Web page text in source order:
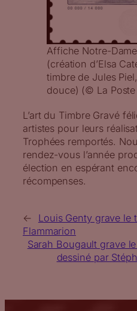
Affiche Notre-
(création d’Elsa
timbre de Jules
douce) (© La
L’art du Timbre Gravé
artistes pour leurs
Trophées remportés.
rendez-vous l’année
élection en espérant
récompenses.
←
Louis Genty grave le
Flammarion
Sarah Bougault grave
dessiné par